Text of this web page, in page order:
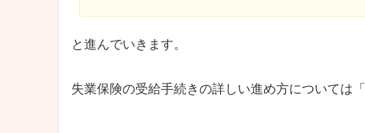
と進んでいきます。
失業保険の受給手続きの詳しい進め方については「